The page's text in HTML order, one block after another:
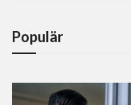
Populär